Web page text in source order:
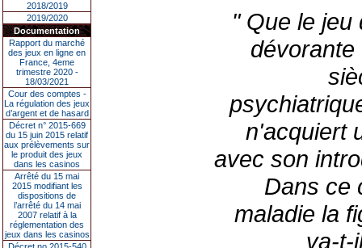
2018/2019
2019/2020
Documentation
Rapport du marché
des jeux en ligne en
France, 4eme
trimestre 2020 -
18/03/2021
Cour des comptes -
La régulation des jeux
d’argent et de hasard
Décret n° 2015-669
du 15 juin 2015 relatif
aux prélèvements sur
le produit des jeux
dans les casinos
Arrêté du 15 mai
2015 modifiant les
dispositions de
l’arrêté du 14 mai
2007 relatif à la
réglementation des
jeux dans les casinos
" Que le jeu
n'acquiert
avec son
Dans ce
maladie la
va-t-